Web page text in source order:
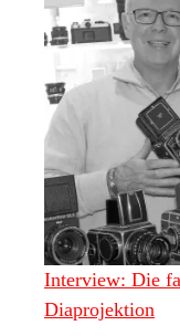
Interview: Die
Diaprojektion